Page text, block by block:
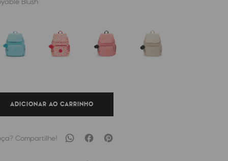
ADICIONAR AO CARRINHO